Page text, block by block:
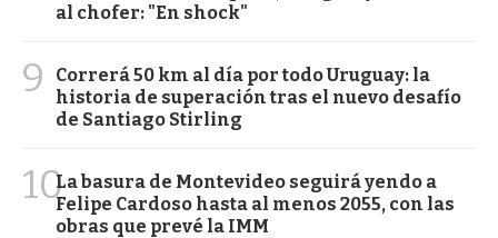
al chofer: "En shock"
9
Correrá 50 km al día por todo Uruguay: la
historia de superación tras el nuevo desafío
de Santiago Stirling
10La basura de Montevideo seguirá yendo a
Felipe Cardoso hasta al menos 2055, con las
obras que prevé la IMM